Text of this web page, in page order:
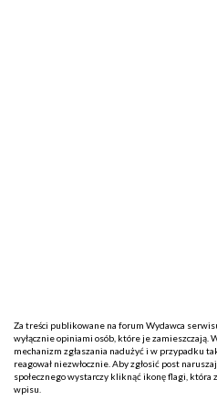
Za treści publikowane na forum Wydawca
wyłącznie opiniami osób, które je zamieszczają.
mechanizm zgłaszania nadużyć i w przypadku
reagował niezwłocznie. Aby zgłosić post
społecznego wystarczy kliknąć ikonę flagi,
wpisu.